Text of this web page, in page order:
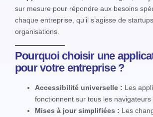
sur mesure pour répondre aux besoins
chaque entreprise, qu’il s’agisse de
organisations.
Pourquoi choisir une
pour votre entreprise ?
Accessibilité universelle : Les
fonctionnent sur tous les navigateurs
Mises à jour simplifiées : Les